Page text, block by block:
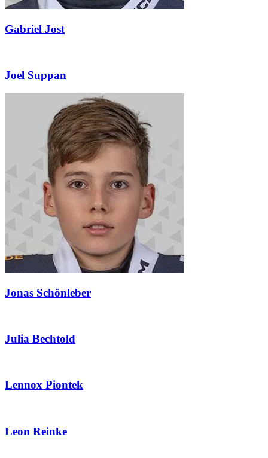
Gabriel Jost
Joel Suppan
Jonas Schönleber
Julia Bechtold
Lennox Piontek
Leon Reinke